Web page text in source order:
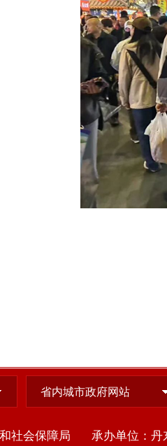
省内城市政府网站
社会保障局
承办单位：丹